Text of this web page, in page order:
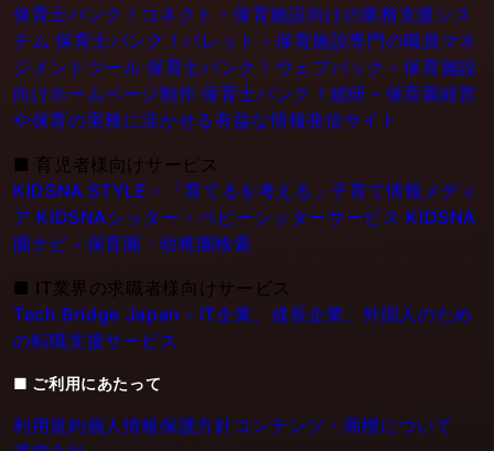
保育士バンク！コネクト - 保育施設向けの業務支援シス
テム 保育士バンク！パレット - 保育施設専門の職員マネ
ジメントツール 保育士バンク！ウェブパック - 保育施設
向けホームページ制作 保育士バンク！総研 - 保育園経営
や保育の実務に活かせる有益な情報発信サイト
■ 育児者様向けサービス
KIDSNA STYLE - 「育てるを考える」子育て情報メディ
ア KIDSNAシッター - ベビーシッターサービス KIDSNA
園ナビ - 保育園・幼稚園検索
■ IT業界の求職者様向けサービス
Tech Bridge Japan - IT企業、成長企業、外国人のため
の転職支援サービス
■ ご利用にあたって
利用規約個人情報保護方針コンテンツ・商標について